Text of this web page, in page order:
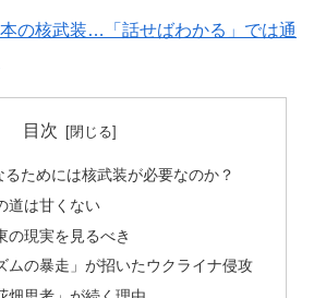
の核武装…「話せばわかる」では通
目次
ためには核武装が必要なのか？
道は甘くない
の現実を見るべき
ムの暴走」が招いたウクライナ侵攻